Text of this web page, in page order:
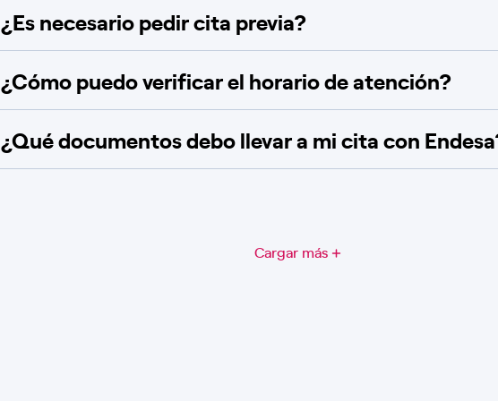
¿Es necesario pedir cita previa?
¿Cómo puedo verificar el horario de atención?
¿Qué documentos debo llevar a mi cita con
Cargar más